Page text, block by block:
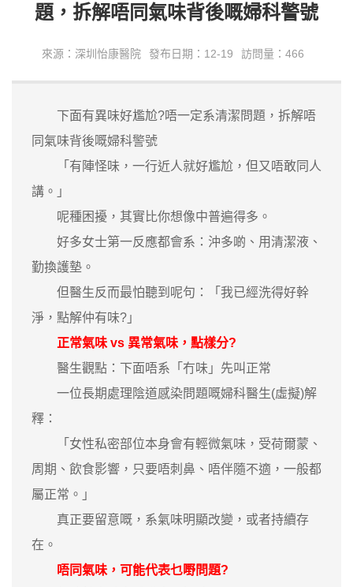
題，拆解唔同氣味背後嘅婦科警號
來源：深圳怡康醫院 發布日期：12-19 訪問量：466
下面有異味好尷尬?唔一定系清潔問題，拆解唔
同氣味背後嘅婦科警號
「有陣怪味，一行近人就好尷尬，但又唔敢同人
講。」
呢種困擾，其實比你想像中普遍得多。
好多女士第一反應都會系：沖多啲、用清潔液、
勤換護墊。
但醫生反而最怕聽到呢句：「我已經洗得好幹
淨，點解仲有味?」
正常氣味 vs 異常氣味，點樣分?
醫生觀點：下面唔系「冇味」先叫正常
一位長期處理陰道感染問題嘅婦科醫生(虛擬)解
釋：
「女性私密部位本身會有輕微氣味，受荷爾蒙、
周期、飲食影響，只要唔刺鼻、唔伴隨不適，一般都
屬正常。」
真正要留意嘅，系氣味明顯改變，或者持續存
在。
唔同氣味，可能代表乜嘢問題?